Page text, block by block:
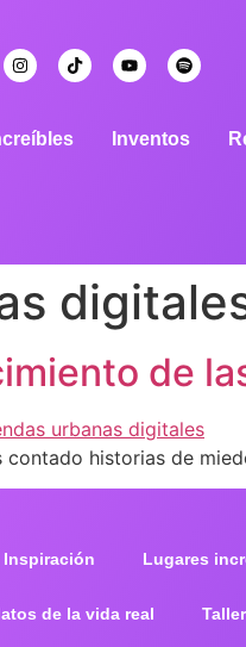
Inventos
de
contado historias de
Inspiración Lugares
de la vida real